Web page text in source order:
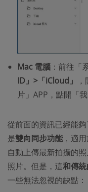
Mac 電腦 ：前往「
ID」>「iCloud」
片」APP，點開「
從前面的資訊已經能
是雙向同步功能 ，適
自動上傳最新拍攝的
照片。但是，這和傳
一些無法忽視的缺點：